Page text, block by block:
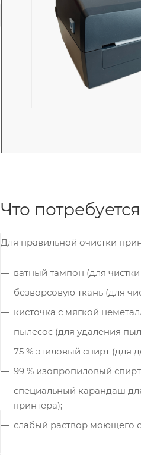
Что
Для правильной очистки
ватный тампон (для
безворсовую ткань (для
кисточка с мягкой
пылесос (для удаления
75 % этиловый спирт (для
99 % изопропиловый
специальный карандаш
принтера);
слабый раствор моющего